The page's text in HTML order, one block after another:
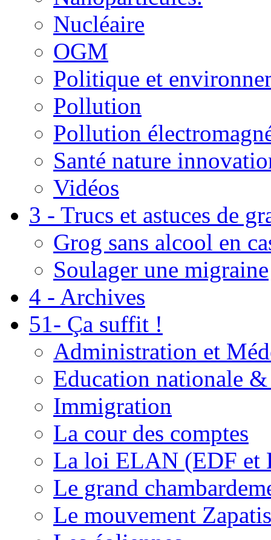
Nucléaire
OGM
Politique et
Pollution
Pollution
Santé nature
Vidéos
3 - Trucs et astuces de
Grog sans alcool en
Soulager une migraine
4 - Archives
51- Ça suffit !
Administration et
Education nationale
Immigration
La cour des comptes
La loi ELAN (EDF et
Le grand
Le mouvement